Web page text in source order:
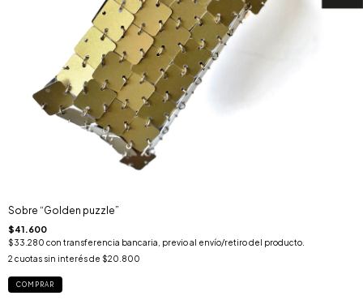
Sobre “Golden puzzle”
$41.600
$33.280 con transferencia bancaria, previo al envío/retiro del producto.
2 cuotas sin interés de $20.800